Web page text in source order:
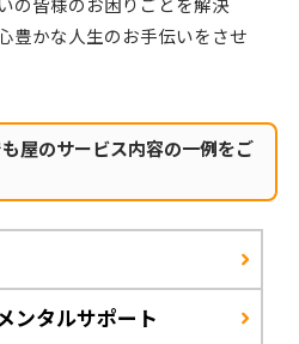
豊かな人生のお手伝いをさせ
も屋のサービス内容の一例をご
タルサポート